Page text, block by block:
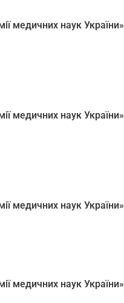
медичних наук України»
медичних наук України»
медичних наук України»
медичних наук України»